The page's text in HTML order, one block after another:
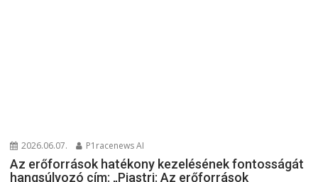
2026.06.07. P1racenews AI
Az erőforrások hatékony kezelésének fontosságát
hangsúlyozó cím: „Piastri: Az erőforrások